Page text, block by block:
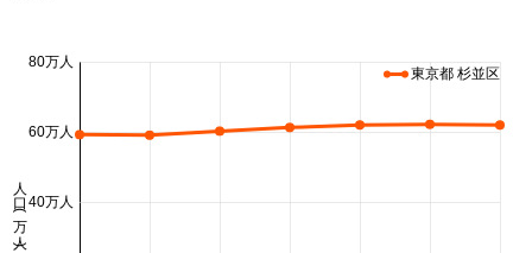
40万人
60万人
80万人
人口 (万人)
東京都 杉並区